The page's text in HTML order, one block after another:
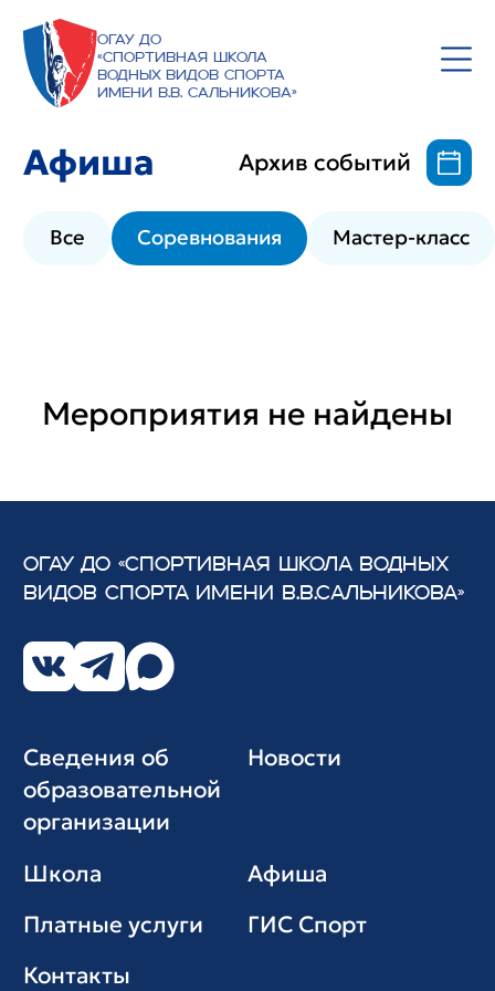
ОГАУ ДО
«Спортивная школа
водных видов спорта
имени В.В. Сальникова»
Афиша Архив событий
Все Соревнования Мастер-класс
Мероприятия не найдены
ОГАУ ДО «СПОРТИВНАЯ ШКОЛА ВОДНЫХ
ВИДОВ СПОРТА ИМЕНИ В.В.САЛЬНИКОВА»
Сведения об
образовательной
организации
Новости
Школа
Афиша
Платные услуги
ГИС Cпорт
Контакты